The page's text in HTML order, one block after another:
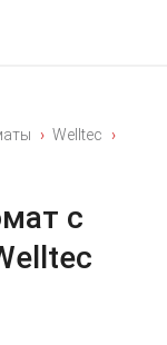
Welltec
с